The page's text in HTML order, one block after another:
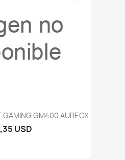
GM400 AUREOX
USD